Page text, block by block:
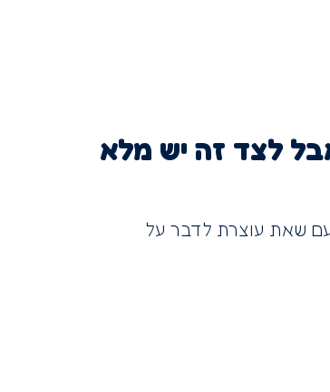
לצד זה יש מלא
שאת עוצרת לדבר על